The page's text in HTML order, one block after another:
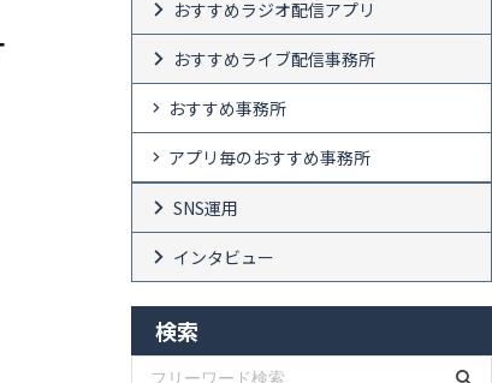
おすすめラジオ配信アプリ
おすすめライブ配信事務所
おすすめ事務所
アプリ毎のおすすめ事務所
SNS運用
インタビュー
検索